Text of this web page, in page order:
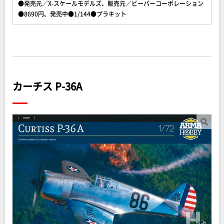
●発売元／X-スケールモデルズ、販売元／ビーバーコーポレーション
●8690円、発売中●1/144●プラキット
カーチス P-36A